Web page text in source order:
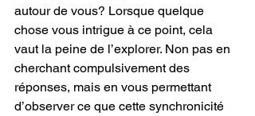
autour de vous? Lorsque quelque
chose vous intrigue à ce point, cela
vaut la peine de l’explorer. Non pas en
cherchant compulsivement des
réponses, mais en vous permettant
d’observer ce que cette synchronicité